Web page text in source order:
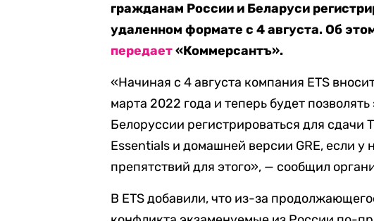
гражданам России и Беларуси
удаленном формате с 4 августа. Об
передает«Коммерсантъ».
«Начиная с 4 августа компания ETS
марта 2022 года и теперь будет
Белоруссии регистрироваться для сдачи
Essentials и домашней версии GRE, если
препятствий для этого», — сообщил
В ETS добавили, что из-за